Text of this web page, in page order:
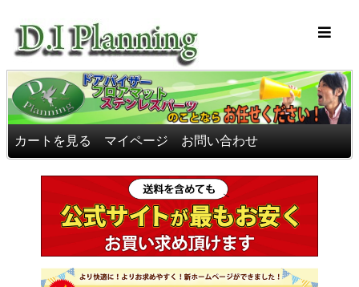
カートを見る マイページ お問い合わせ